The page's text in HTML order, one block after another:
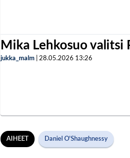
Mika Lehkosuo
jukka_malm 28.05.2026 13:26
AIHEET Daniel O'Shaughnessy